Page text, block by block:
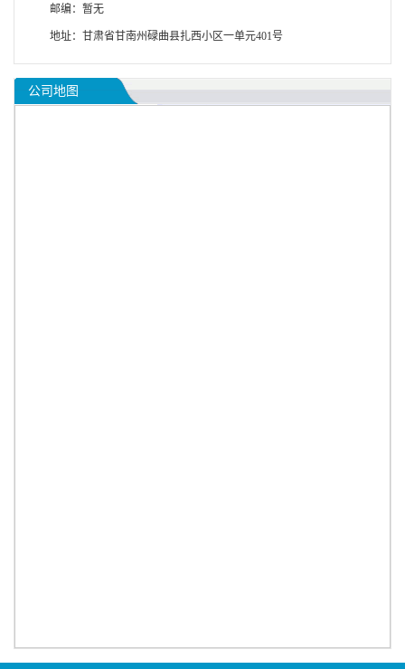
邮编：暂无
地址：甘肃省甘南州碌曲县扎西小区一单元401号
公司地图